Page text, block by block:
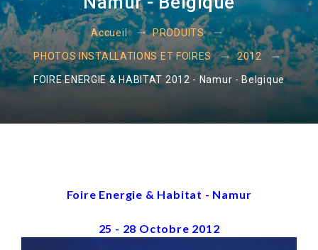
Accueil PRODUITS
PHOTOS INSTALLATIONS ET FOIRES 2012
FOIRE ENERGIE & HABITAT 2012 - Namur - Belgique
Foire Energie & Habitat - Namur
25 - 28 Octobre 2012